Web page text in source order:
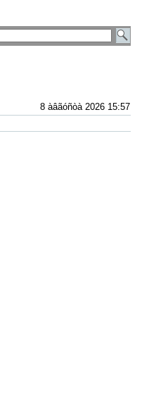
8 àâãóñòà 2026 15:57